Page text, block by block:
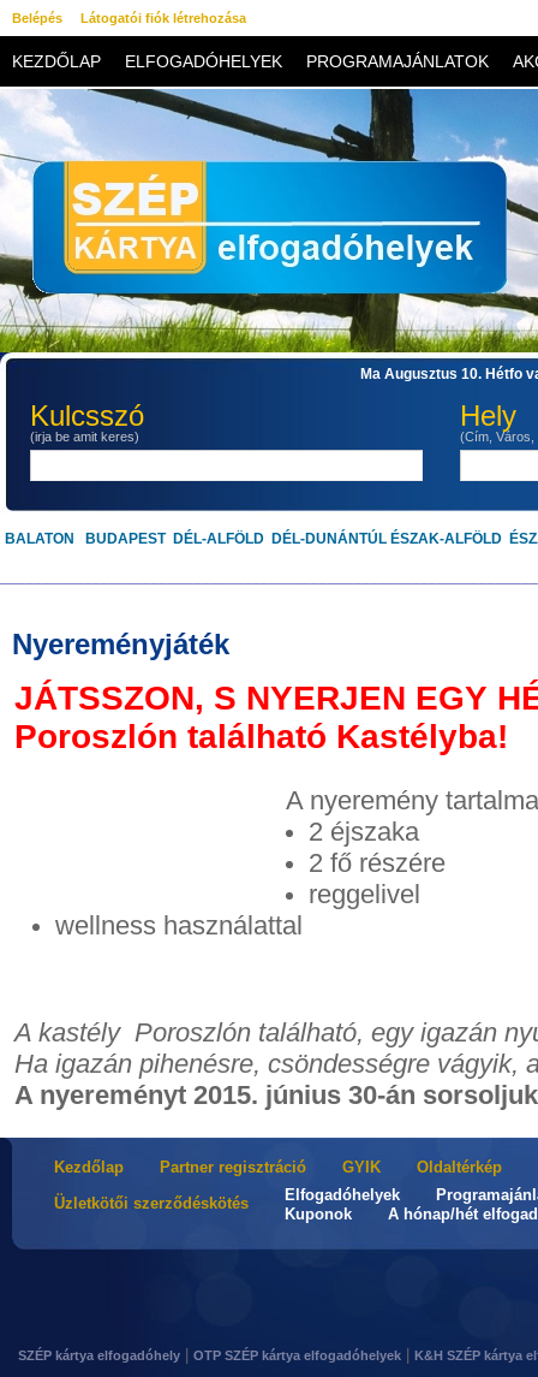
Belépés Látogatói fiók létrehozása
KEZDŐLAP ELFOGADÓHELYEK PROGRAMAJÁNLATOK
KAPCSOLAT
Ma Augusztus 10. Hétfo
Kulcsszó
(irja be amit keres)
Hely
(Cím,
BALATON BUDAPEST DÉL-ALFÖLD DÉL-DUNÁNTÚL ÉSZAK-ALFÖLD
Nyereményjáték
JÁTSSZON, S NYERJEN EGY
Poroszlón található Kastélyba!
A nyeremény
2 éjszaka
2 fő részére
reggelivel
wellness használattal
A kastély Poroszlón található, egy igazán
Ha igazán pihenésre, csöndességre vágyik,
A nyereményt 2015. június 30-án
Kezdőlap Partner regisztráció GYIK
Oldaltérkép
Üzletkötői szerződéskötés
Elfogadóhelyek
Kuponok
A hónap/hét
SZÉP kártya elfogadóhely OTP SZÉP kártya elfogadóhelyek K&H SZÉP kártya